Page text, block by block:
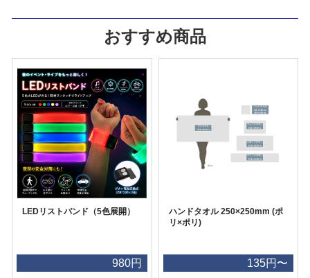
おすすめ商品
LEDリストバンド（5色展開）
980円
ハンドタオル 250×250mm (ポ
リ×ポリ)
135円〜